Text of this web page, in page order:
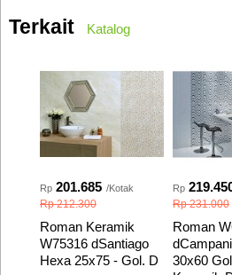
Terkait Katalog
Rp 201.685 /Kotak
Rp 212.300
Roman Keramik
W75316 dSantiago
Hexa 25x75 - Gol. D
Rp
Rp 231.000
Roman
30x60